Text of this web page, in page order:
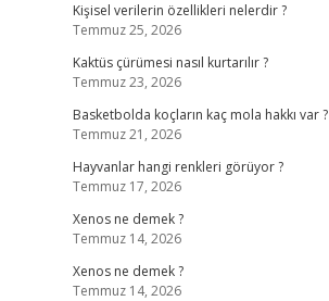
Kişisel verilerin özellikleri nelerdir ?
Temmuz 25, 2026
Kaktüs çürümesi nasıl kurtarılır ?
Temmuz 23, 2026
Basketbolda koçların kaç mola hakkı var ?
Temmuz 21, 2026
Hayvanlar hangi renkleri görüyor ?
Temmuz 17, 2026
Xenos ne demek ?
Temmuz 14, 2026
Xenos ne demek ?
Temmuz 14, 2026